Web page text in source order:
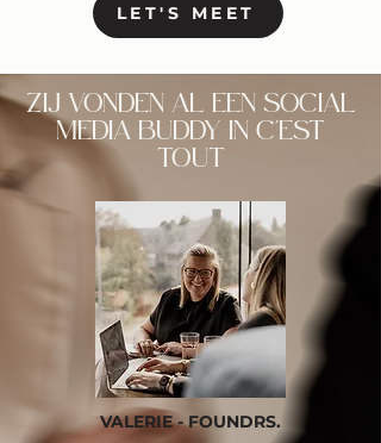
LET'S MEET
ZIJ VONDEN AL EEN SOCIAL
MEDIA BUDDY IN C'EST
TOUT
VALERIE - FOUNDRS.